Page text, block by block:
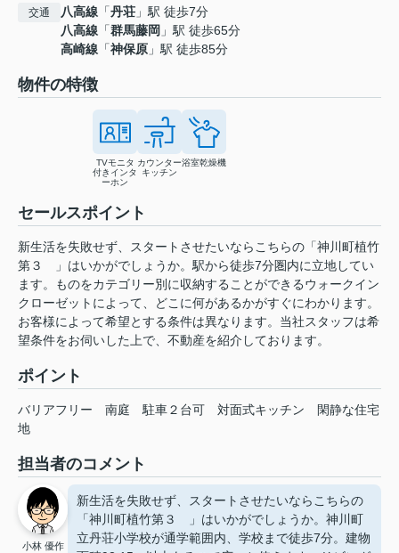
交通 八高線 「丹荘 」駅 徒歩7分
八高線 「群馬藤岡 」駅 徒歩65分
高崎線 「神保原 」駅 徒歩85分
物件の特徴
TVモニタ
付きインタ
ーホン
カウンター
キッチン
浴室乾燥機
セールスポイント
新生活を失敗せず、スタートさせたいならこちらの「神川町植竹
第３ 」はいかがでしょうか。駅から徒歩7分圏内に立地してい
ます。ものをカテゴリー別に収納することができるウォークイン
クローゼットによって、どこに何があるかがすぐにわかります。
お客様によって希望とする条件は異なります。当社スタッフは希
望条件をお伺いした上で、不動産を紹介しております。
ポイント
バリアフリー 南庭 駐車２台可 対面式キッチン
閑静な住宅
地
担当者のコメント
小林 優作
新生活を失敗せず、スタートさせたいならこちらの
「神川町植竹第３ 」はいかがでしょうか。神川町
立丹荘小学校が通学範囲内、学校まで徒歩7分。建物